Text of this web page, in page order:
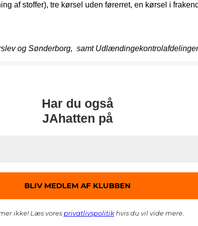
af stoffer), tre kørsel uden førerret, en kørsel i
og Sønderborg, samt
Har du også
JAhatten på
ikke! Læs voresprivatlivspolitikhvis du vil vide mere.